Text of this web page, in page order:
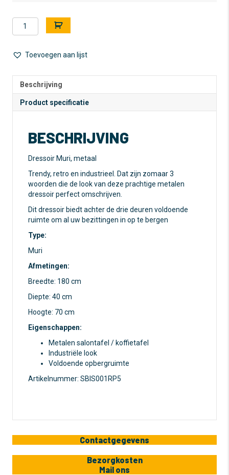
Dressoir
Muri
Metaal
l
e
n
t
i
:
Toevoegen aan lijst
Beschrijving
Product specificatie
BESCHRIJVING
Dressoir Muri, metaal
Trendy, retro en industrieel. Dat zijn zomaar 3
woorden die de look van deze prachtige metalen
dressoir perfect omschrijven.
Dit dressoir biedt achter de drie deuren voldoende
ruimte om al uw bezittingen in op te bergen
Type:
Muri
Afmetingen:
Breedte: 180 cm
Diepte: 40 cm
Hoogte: 70 cm
Eigenschappen:
Metalen salontafel / koffietafel
Industriële look
Voldoende opbergruimte
Artikelnummer: SBIS001RP5
Contactgegevens
Bezorgkosten
Mail ons